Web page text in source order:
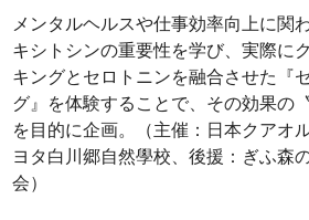
メンタルヘルスや仕事効率向上に関
キシトシンの重要性を学び、実際に
キングとセロトニンを融合させた『
グ』を体験することで、その効果の
を目的に企画。（主催：日本クアオ
ヨタ白川郷自然學校、後援：ぎふ森
会）ㅤㅤ